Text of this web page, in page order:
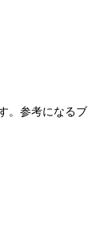
。参考になるブ